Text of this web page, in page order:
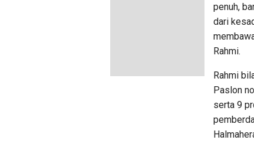
penuh,
dari
Rahmi.
Rahmi
Paslon
serta 9